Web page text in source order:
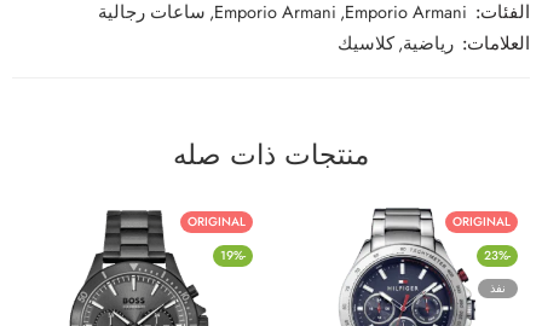
الفئات: Emporio Armani
,
Emporio Armani
, ساعات رجالية
العلامات: رياضية,كلاسيك
منتجات ذات صله
ORIGINAL
-23%
نفذ
ORIGINAL
-19%